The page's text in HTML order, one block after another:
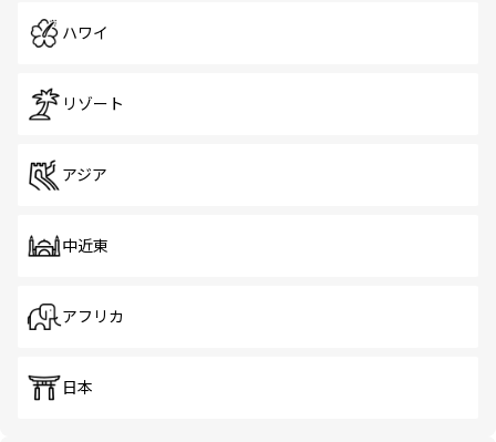
ハワイ
リゾート
アジア
中近東
アフリカ
日本